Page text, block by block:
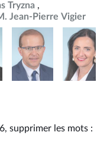
Tryzna
Jean-Pierre Vigier
supprimer les mots :